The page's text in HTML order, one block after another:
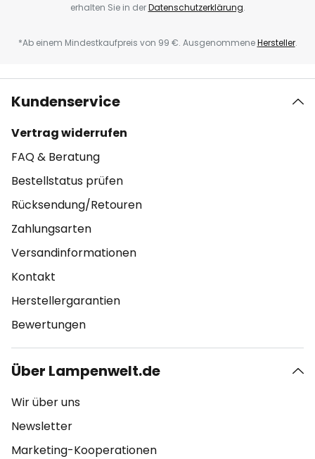
erhalten Sie in derDatenschutzerklärung.
*Ab einem Mindestkaufpreis von 99 €. AusgenommeneHersteller.
Kundenservice
Vertrag widerrufen
FAQ & Beratung
Bestellstatus prüfen
Rücksendung/Retouren
Zahlungsarten
Versandinformationen
Kontakt
Herstellergarantien
Bewertungen
Über Lampenwelt.de
Wir über uns
Newsletter
Marketing-Kooperationen